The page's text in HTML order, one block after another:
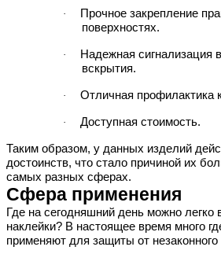
·
Прочное закрепление
поверхностях.
·
Надежная сигнализация
вскрытия.
· Отличная профилактика
· Доступная стоимость.
Таким образом, у данных изделий
достоинств, что стало причиной их
самых разных сферах.
Сфера применения
Где на сегодняшний день можно легко
наклейки? В настоящее время много
применяют для защиты от незаконного